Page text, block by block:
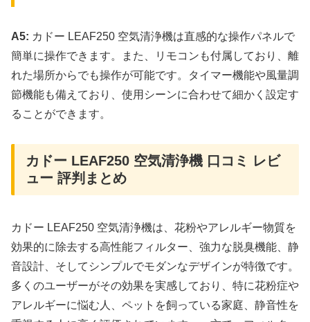
A5: カドー LEAF250 空気清浄機は直感的な操作パネルで
簡単に操作できます。また、リモコンも付属しており、離
れた場所からでも操作が可能です。タイマー機能や風量調
節機能も備えており、使用シーンに合わせて細かく設定す
ることができます。
カドー LEAF250 空気清浄機 口コミ レビ
ュー 評判まとめ
カドー LEAF250 空気清浄機は、花粉やアレルギー物質を
効果的に除去する高性能フィルター、強力な脱臭機能、静
音設計、そしてシンプルでモダンなデザインが特徴です。
多くのユーザーがその効果を実感しており、特に花粉症や
アレルギーに悩む人、ペットを飼っている家庭、静音性を